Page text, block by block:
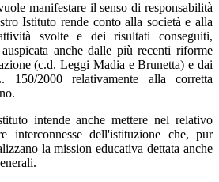
manifestare il senso di responsabilità
Istituto rende conto alla società e alla
svolte e dei risultati conseguiti,
anche dalle più recenti riforme
(c.d. Leggi Madia e Brunetta) e dai
2000 relativamente alla corretta
intende anche mettere nel relativo
interconnesse dell'istituzione che, pur
la mission educativa dettata anche